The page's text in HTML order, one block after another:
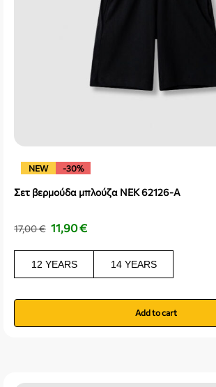
NEW -30%
Σετ βερμούδα μπλούζα NEK 62126-A
17,00€ 11,90€
12 YEARS 14 YEARS
Add to cart